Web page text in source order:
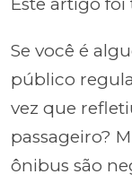
Se você é
público
vez que
passageiro?
ônibus são